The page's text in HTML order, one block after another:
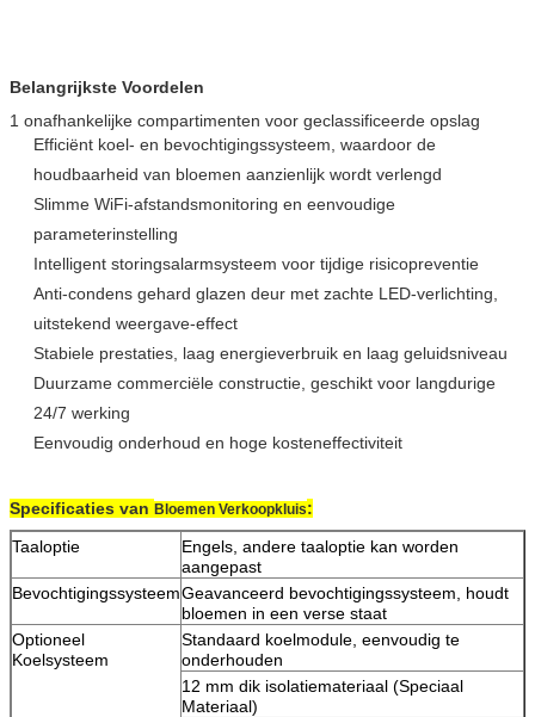
Belangrijkste Voordelen
1 onafhankelijke compartimenten voor geclassificeerde opslag
Efficiënt koel- en bevochtigingssysteem, waardoor de
houdbaarheid van bloemen aanzienlijk wordt verlengd
Slimme WiFi-afstandsmonitoring en eenvoudige
parameterinstelling
Intelligent storingsalarmsysteem voor tijdige risicopreventie
Anti-condens gehard glazen deur met zachte LED-verlichting,
uitstekend weergave-effect
Stabiele prestaties, laag energieverbruik en laag geluidsniveau
Duurzame commerciële constructie, geschikt voor langdurige
24/7 werking
Eenvoudig onderhoud en hoge kosteneffectiviteit
Specificaties van Bloemen Verkoopkluis:
Taaloptie
Engels, andere taaloptie kan worden
aangepast
BevochtigingssysteemGeavanceerd bevochtigingssysteem, houdt
bloemen in een verse staat
Optioneel
Koelsysteem
Standaard koelmodule, eenvoudig te
onderhouden
12 mm dik isolatiemateriaal (Speciaal
Materiaal)